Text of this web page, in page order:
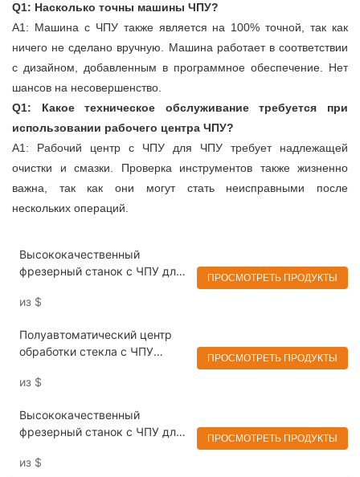
Q1: Насколько точны машины ЧПУ?
A1: Машина с ЧПУ также является на 100% точной, так как
ничего не сделано вручную. Машина работает в соответствии
с дизайном, добавленным в программное обеспечение. Нет
шансов на несовершенство.
Q1: Какое техническое обслуживание требуется при
использовании рабочего центра ЧПУ?
A1: Рабочий центр с ЧПУ для ЧПУ требует надлежащей
очистки и смазки. Проверка инструментов также жизненно
важна, так как они могут стать неисправными после
нескольких операций.
Высококачественный
фрезерный станок с ЧПУ для
Eworld
из $
ПРОСМОТРЕТЬ ПРОДУКТЫ
Полуавтоматический центр
обработки стекла с ЧПУ
фрезерования и кромки
из $
ПРОСМОТРЕТЬ ПРОДУКТЫ
Высококачественный
фрезерный станок с ЧПУ для
стекла с ЧПУ Eworld
из $
ПРОСМОТРЕТЬ ПРОДУКТЫ